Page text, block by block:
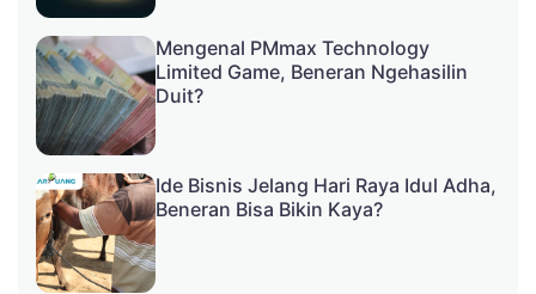
Mengenal PMmax Technology
Limited Game, Beneran Ngehasilin
Duit?
Ide Bisnis Jelang Hari Raya Idul Adha,
Beneran Bisa Bikin Kaya?